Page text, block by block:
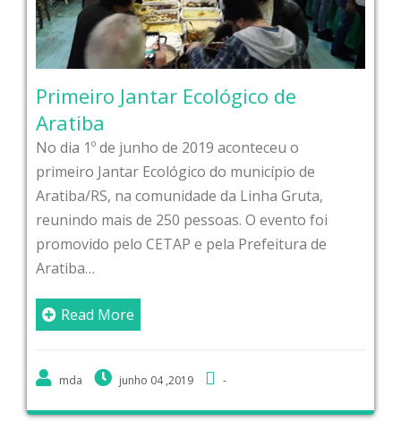
Primeiro Jantar Ecológico de
Aratiba
No dia 1º de junho de 2019 aconteceu o
primeiro Jantar Ecológico do município de
Aratiba/RS, na comunidade da Linha Gruta,
reunindo mais de 250 pessoas. O evento foi
promovido pelo CETAP e pela Prefeitura de
Aratiba…
Read More
mda junho 04 ,2019 -